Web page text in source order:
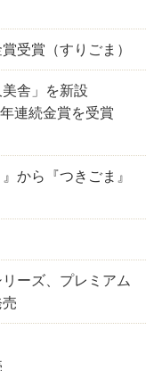
受賞（すりごま）
舎」を新設
連続金賞を受賞
から『つきごま』
ーズ、プレミアム